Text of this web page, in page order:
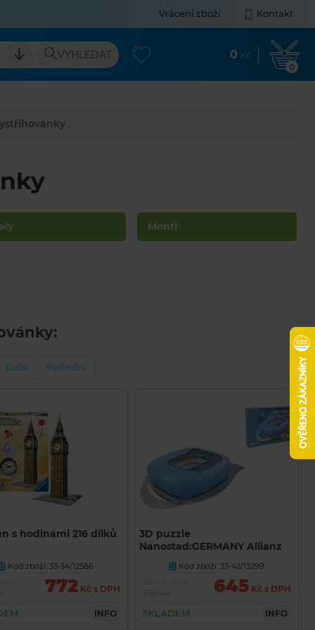
Vrácení zboží Kontakt
VYHLEDAT 0 Kč
0
Monti
Další Poslední
s hodinami 216 dílků
U Kód zboží: 33-34/12586
772Kč s DPH
INFO
3D puzzle
Nanostad:GERMANY Allianz
Arena (Munchen 1860 Blue
Packing)
U
Kód zboží: 33-42/13299
645 Kč s DPH
SKLADEM INFO